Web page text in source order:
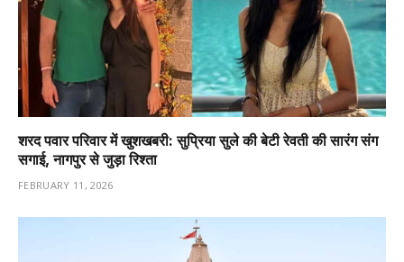
शरद पवार परिवार में खुशखबरी: सुप्रिया सुले की बेटी रेवती की सारंग संग
सगाई, नागपुर से जुड़ा रिश्ता
FEBRUARY 11, 2026